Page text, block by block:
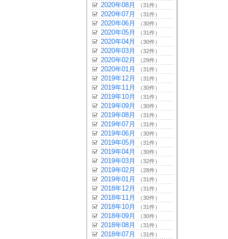
2020年08月 （31件）
2020年07月 （31件）
2020年06月 （30件）
2020年05月 （31件）
2020年04月 （30件）
2020年03月 （32件）
2020年02月 （29件）
2020年01月 （31件）
2019年12月 （31件）
2019年11月 （30件）
2019年10月 （31件）
2019年09月 （30件）
2019年08月 （31件）
2019年07月 （31件）
2019年06月 （30件）
2019年05月 （31件）
2019年04月 （30件）
2019年03月 （32件）
2019年02月 （28件）
2019年01月 （31件）
2018年12月 （31件）
2018年11月 （30件）
2018年10月 （31件）
2018年09月 （30件）
2018年08月 （31件）
2018年07月 （31件）